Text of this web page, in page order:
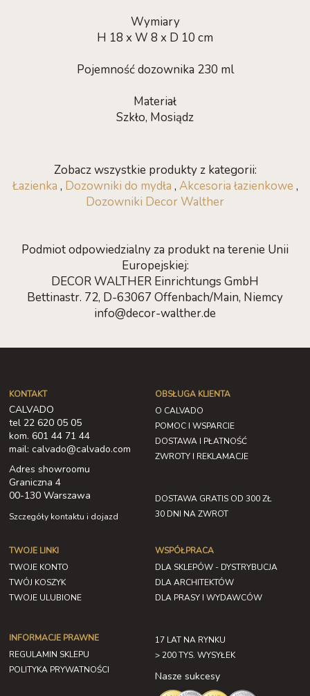
Wymiary
H 18 x W 8 x D 10 cm
Pojemność dozownika 230 ml
Materiał
Szkło, Mosiądz
Zobacz wszystkie produkty z kategorii:
Łazienka , Dozowniki do mydła , Akcesoria łazienkowe ,
Dozowniki Decor Walther
Podmiot odpowiedzialny za produkt na terenie Unii
Europejskiej:
DECOR WALTHER Einrichtungs GmbH
Bettinastr. 72, D-63067 Offenbach/Main, Niemcy
info@decor-walther.de
KONTAKT
CALVADO
tel 22 620 05 05
kom. 601 44 71 44
mail: calvado@calvado.com
Adres showroomu
Graniczna 4
00-130 Warszawa
Szczegóły kontaktu i dojazd
OBSŁUGA KLIENTA
O CALVADO
POMOC I WSPARCIE
DOSTAWA I PŁATNOŚĆ
ZWROTY I REKLAMACJE
DOSTAWA GRATIS OD 300 ZŁ
30 DNI NA ZWROT
TWOJE LINKI
TWOJE KONTO
TWÓJ KOSZYK
TWOJE ULUBIONE
INFORMACJE PRAWNE
REGULAMIN SKLEPU
POLITYKA PRYWATNOŚCI
WSPÓŁPRACA
DLA SKLEPÓW - DYSTRYBUCJA
DLA ARCHITEKTÓW
DLA PRASY I WYDAWCÓW
17 LAT NA RYNKU
> 200 TYS. WYSYŁEK
Nasze sukcesy